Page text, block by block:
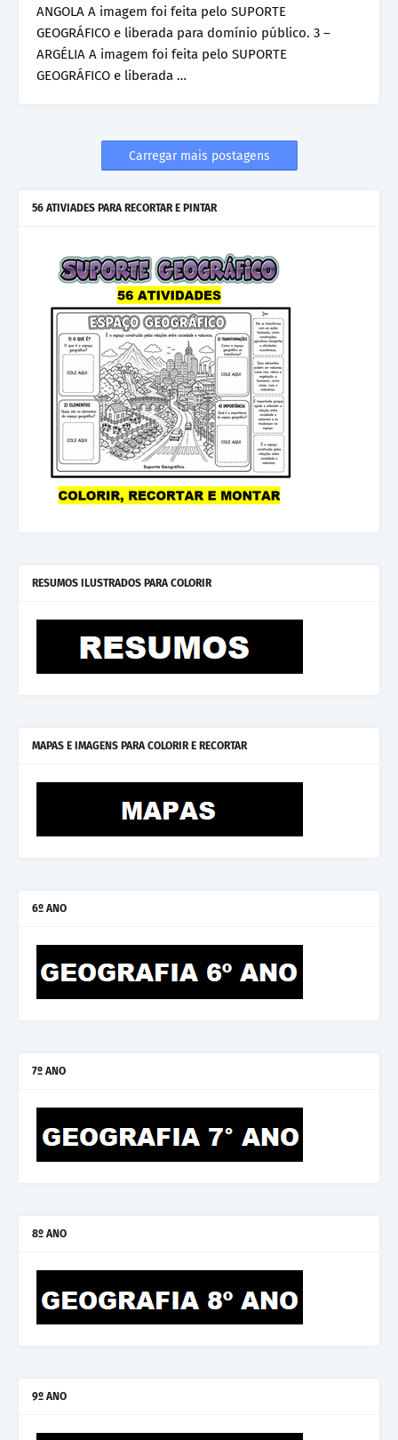
ANGOLA A imagem foi feita pelo SUPORTE
GEOGRÁFICO e liberada para domínio público. 3 –
ARGÉLIA A imagem foi feita pelo SUPORTE
GEOGRÁFICO e liberada …
Carregar mais postagens
56 ATIVIADES PARA RECORTAR E PINTAR
RESUMOS ILUSTRADOS PARA COLORIR
MAPAS E IMAGENS PARA COLORIR E RECORTAR
6º ANO
7º ANO
8º ANO
9º ANO